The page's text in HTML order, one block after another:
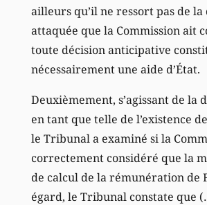
ailleurs qu’il ne ressort pas de la
attaquée que la Commission ait
toute décision anticipative
nécessairement une aide d’État.
Deuxièmement, s’agissant de la
en tant que telle de l’existence
le Tribunal a examiné si la
correctement considéré que la
de calcul de la rémunération de
égard, le Tribunal constate que